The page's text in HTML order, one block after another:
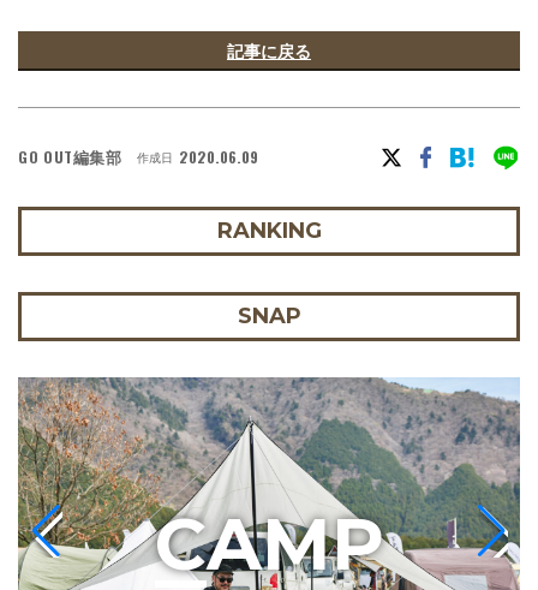
記事に戻る
GO OUT編集部 作成日 2020.06.09
RANKING
SNAP
CAMP